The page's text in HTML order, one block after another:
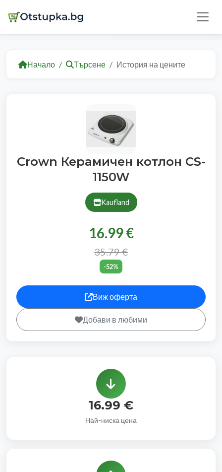
Начало Търсене История на цените
Crown Керамичен котлон CS-
1150W
Kaufland
16.99 €
35.79 €
-52%
Виж оферта
Добави в любими
16.99 €
Най-ниска цена